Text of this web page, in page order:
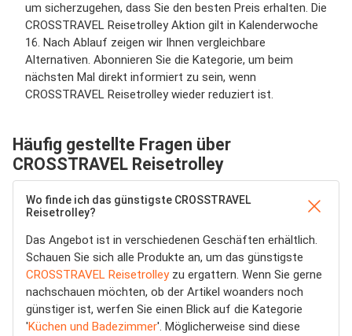
um sicherzugehen, dass Sie den besten Preis erhalten. Die
CROSSTRAVEL Reisetrolley Aktion gilt in Kalenderwoche
16. Nach Ablauf zeigen wir Ihnen vergleichbare
Alternativen. Abonnieren Sie die Kategorie, um beim
nächsten Mal direkt informiert zu sein, wenn
CROSSTRAVEL Reisetrolley wieder reduziert ist.
Häufig gestellte Fragen über
CROSSTRAVEL Reisetrolley
Wo finde ich das günstigste CROSSTRAVEL
Reisetrolley?
Das Angebot ist in verschiedenen Geschäften erhältlich.
Schauen Sie sich alle Produkte an, um das günstigste
CROSSTRAVEL Reisetrolleyzu ergattern. Wenn Sie gerne
nachschauen möchten, ob der Artikel woanders noch
günstiger ist, werfen Sie einen Blick auf die Kategorie
'Küchen und Badezimmer'. Möglicherweise sind diese